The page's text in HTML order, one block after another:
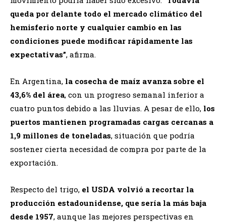
queda por delante todo el mercado climático del
hemisferio norte y cualquier cambio en las
condiciones puede modificar rápidamente las
expectativas”, afirma.
En Argentina, la cosecha de maíz avanza sobre el
43,6% del área, con un progreso semanal inferior a
cuatro puntos debido a las lluvias. A pesar de ello, los
puertos mantienen programadas cargas cercanas a
1,9 millones de toneladas, situación que podría
sostener cierta necesidad de compra por parte de la
exportación.
Respecto del trigo, el USDA volvió a recortar la
producción estadounidense, que sería la más baja
desde 1957, aunque las mejores perspectivas en